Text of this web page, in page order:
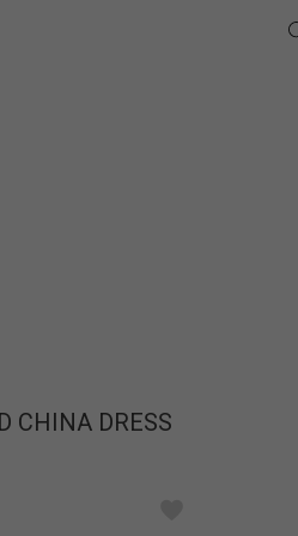
CHINA DRESS